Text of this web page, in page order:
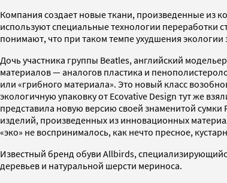
Компания создает новые ткани, произведенные из
используют специальные технологии переработки
понимают, что при таком темпе ухудшения
Дочь участника группы Beatles, английский
материалов — аналогов пластика и
или «грибного материала». Это новый класс
экологичную упаковку от Ecovative Design тут же
представила новую версию своей знаменитой
изделий, произведенных из инновационных
«эко» не воспринималось, как нечто пресное,
Известный бренд обуви Allbirds,
деревьев и натуральной шерсти мериноса.